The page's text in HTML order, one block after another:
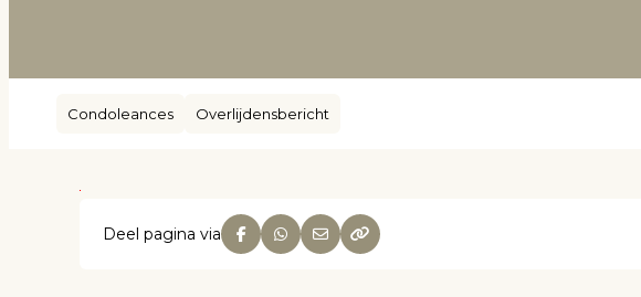
Condoleances Overlijdensbericht
Deel pagina via